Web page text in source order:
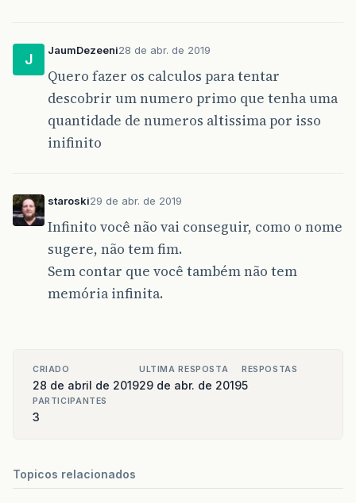
J
JaumDezeeni28 de abr. de 2019
Quero fazer os calculos para tentar
descobrir um numero primo que tenha uma
quantidade de numeros altissima por isso
inifinito
staroski29 de abr. de 2019
Infinito você não vai conseguir, como o nome
sugere, não tem fim.
Sem contar que você também não tem
memória infinita.
CRIADO
28 de abril de 2019
ULTIMA RESPOSTA
29 de abr. de 2019
RESPOSTAS
5
PARTICIPANTES
3
Topicos relacionados